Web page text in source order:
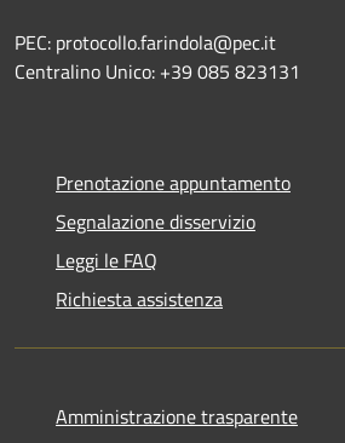
PEC: protocollo.farindola@pec.it
Centralino Unico: +39 085 823131
Prenotazione appuntamento
Segnalazione disservizio
Leggi le FAQ
Richiesta assistenza
Amministrazione trasparente